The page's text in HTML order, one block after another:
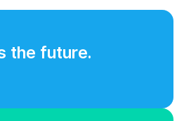
the future.